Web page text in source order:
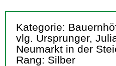
Kategorie:
vlg. Ursprunger,
Neumarkt in der
Rang: Silber